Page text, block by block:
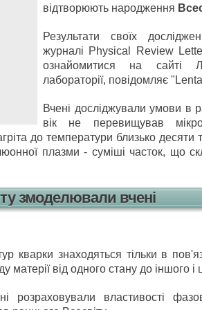
відтворюють народження
Результати своїх
журналі Physical Review
ознайомитися на сайті
лабораторії, повідомляє
Вчені досліджували умови в
вік не перевищував
до температури близько десяти
плазми - суміші часток, що
змоделювали вчені
кварки знаходяться тільки в
матерії від одного стану до іншого і
розраховували властивості